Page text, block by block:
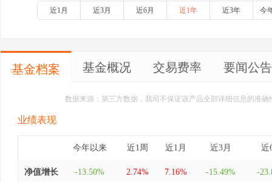
近1月 近3月 近6月 近1年 近3年 今
基金档案 基金概况 交易费率 要闻公告
数据来源：第三方数据，我司不保证该产品全部详细信息的准
业绩表现
今年以来 近1周 近1月 近3月 近
净值增长 -13.50% 2.74% 7.16% -15.49% -